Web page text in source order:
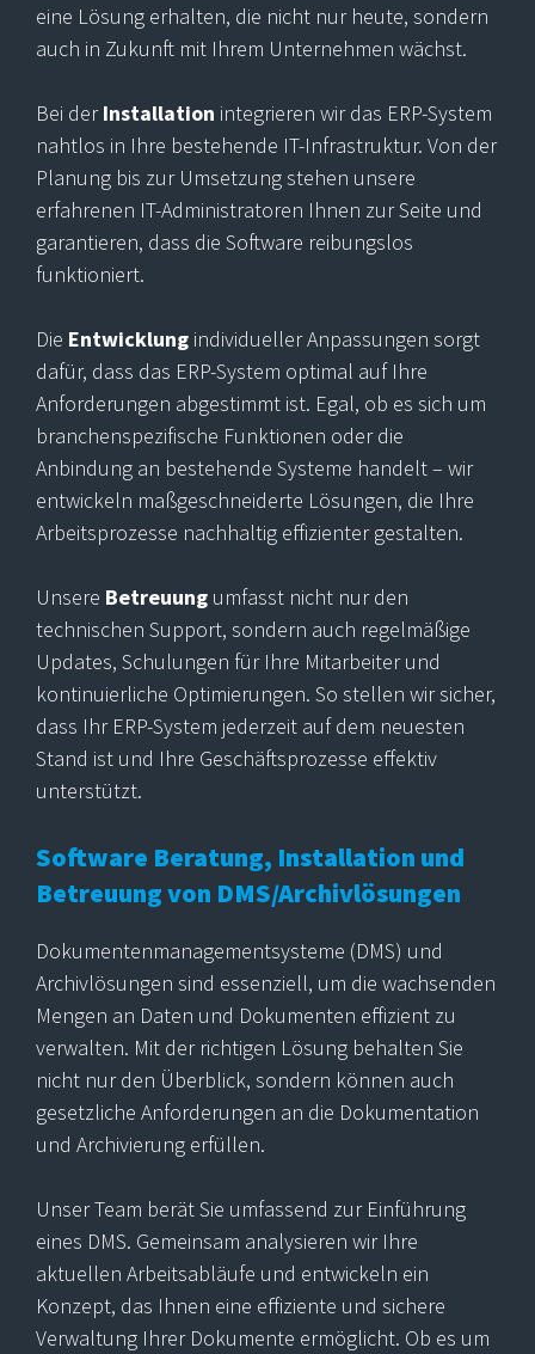
eine Lösung erhalten, die nicht nur heute, sondern
auch in Zukunft mit Ihrem Unternehmen wächst.
Bei derInstallation integrieren wir das ERP-System
nahtlos in Ihre bestehende IT-Infrastruktur. Von der
Planung bis zur Umsetzung stehen unsere
erfahrenen IT-Administratoren Ihnen zur Seite und
garantieren, dass die Software reibungslos
funktioniert.
Die Entwicklung individueller Anpassungen sorgt
dafür, dass das ERP-System optimal auf Ihre
Anforderungen abgestimmt ist. Egal, ob es sich um
branchenspezifische Funktionen oder die
Anbindung an bestehende Systeme handelt – wir
entwickeln maßgeschneiderte Lösungen, die Ihre
Arbeitsprozesse nachhaltig effizienter gestalten.
Unsere Betreuung umfasst nicht nur den
technischen Support, sondern auch regelmäßige
Updates, Schulungen für Ihre Mitarbeiter und
kontinuierliche Optimierungen. So stellen wir sicher,
dass Ihr ERP-System jederzeit auf dem neuesten
Stand ist und Ihre Geschäftsprozesse effektiv
unterstützt.
Software Beratung, Installation und
Betreuung von DMS/Archivlösungen
Dokumentenmanagementsysteme (DMS) und
Archivlösungen sind essenziell, um die wachsenden
Mengen an Daten und Dokumenten effizient zu
verwalten. Mit der richtigen Lösung behalten Sie
nicht nur den Überblick, sondern können auch
gesetzliche Anforderungen an die Dokumentation
und Archivierung erfüllen.
Unser Team berät Sie umfassend zur Einführung
eines DMS. Gemeinsam analysieren wir Ihre
aktuellen Arbeitsabläufe und entwickeln ein
Konzept, das Ihnen eine effiziente und sichere
Verwaltung Ihrer Dokumente ermöglicht. Ob es um